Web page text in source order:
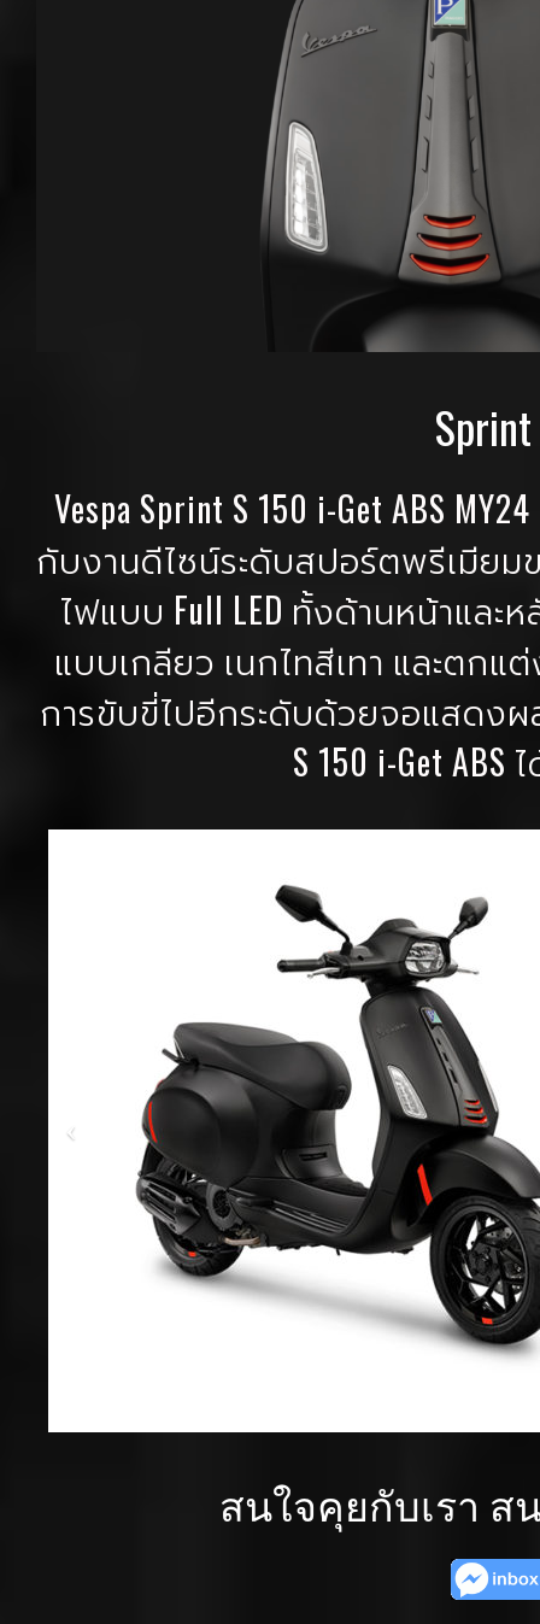
Vespa Sprint S 150 i-Get ABS
กับงานดีไซน์ระดับสปอร์ตพรีเมียม
ไฟแบบ Full LED ทั้งด้านหน้าแล
แบบเกลียว เนกไทสีเทา และตก
การขับขี่ไปอีกระดับด้วยจอแสดงผล
S 150 i-Get
สนใจคุยกับเรา ส